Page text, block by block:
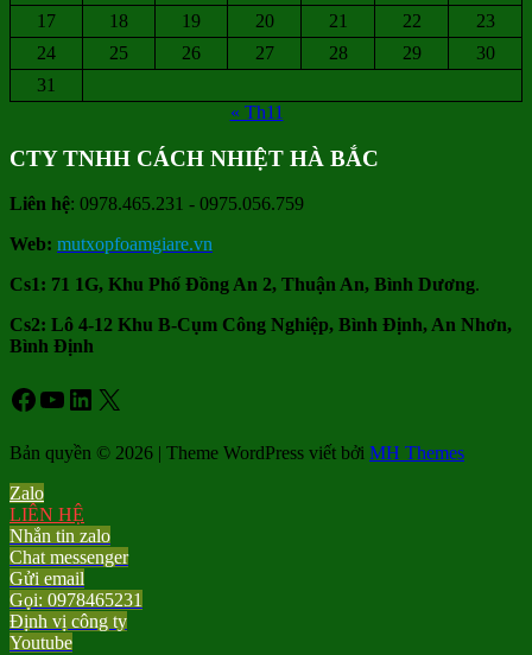
17
18 19 20 21 22
23
24
25 26 27 28 29
30
31
« Th11
CTY TNHH CÁCH NHIỆT HÀ BẮC
Liên hệ: 0978.465.231 - 0975.056.759
Web: mutxopfoamgiare.vn
Cs1: 71 1G, Khu Phố Đồng An 2, Thuận An, Bình Dương.
Cs2: Lô 4-12 Khu B-Cụm Công Nghiệp, Bình Định, An Nhơn,
Bình Định
Facebook
Youtube
LinkedIn
X
Bản quyền © 2026 | Theme WordPress viết bởi MH Themes
Zalo
LIÊN HỆ
Nhắn tin zalo
Chat messenger
Gửi email
Gọi: 0978465231
Định vị công ty
Youtube